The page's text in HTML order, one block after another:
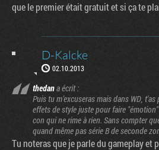
que le premier était gratuit et si ça te
D-Kalcke
02.10.2013
thedana écrit :
Puis tu m’excuseras mais dans WD,
effets de style juste pour faire
con qui ne rime à rien. Sans compter
quand même pas série B de seconde
Tu noteras que je parle du gameplay et